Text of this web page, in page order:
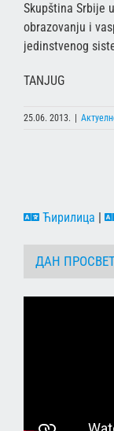
Skupština Srbije
obrazovanju i
jedinstvenog
TANJUG
25.06. 2013. |
Ћирилица |
ДАН